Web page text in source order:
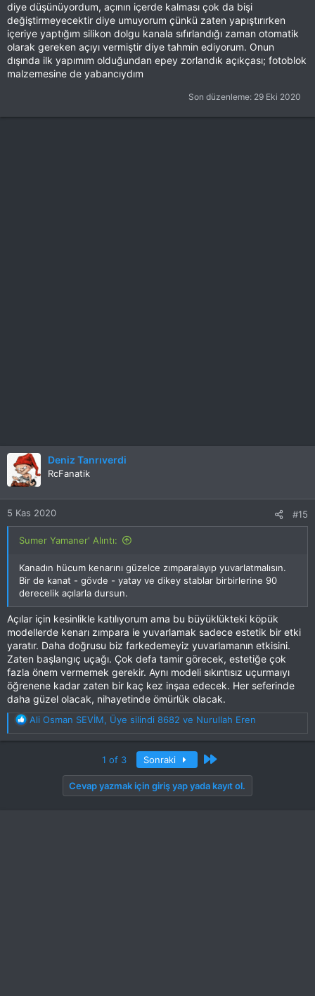
diye düşünüyordum, açının içerde kalması çok da bişi
değiştirmeyecektir diye umuyorum çünkü zaten yapıştırırken
içeriye yaptığım silikon dolgu kanala sıfırlandığı zaman otomatik
olarak gereken açıyı vermiştir diye tahmin ediyorum. Onun
dışında ilk yapımım olduğundan epey zorlandık açıkçası; fotoblok
malzemesine de yabancıydım
Son düzenleme: 29 Eki 2020
Deniz Tanrıverdi
RcFanatik
5 Kas 2020 #15
Sumer Yamaner' Alıntı:
Kanadın hücum kenarını güzelce zımparalayıp yuvarlatmalısın.
Bir de kanat - gövde - yatay ve dikey stablar birbirlerine 90
derecelik açılarla dursun.
Açılar için kesinlikle katılıyorum ama bu büyüklükteki köpük
modellerde kenarı zımpara ie yuvarlamak sadece estetik bir etki
yaratır. Daha doğrusu biz farkedemeyiz yuvarlamanın etkisini.
Zaten başlangıç uçağı. Çok defa tamir görecek, estetiğe çok
fazla önem vermemek gerekir. Aynı modeli sıkıntısız uçurmaıyı
öğrenene kadar zaten bir kaç kez inşaa edecek. Her seferinde
daha güzel olacak, nihayetinde ömürlük olacak.
T
e
p
Ali Osman SEVİM, Üye silindi 8682 ve Nurullah Eren
1 of 3 Sonraki Son
Cevap yazmak için giriş yap yada kayıt ol.